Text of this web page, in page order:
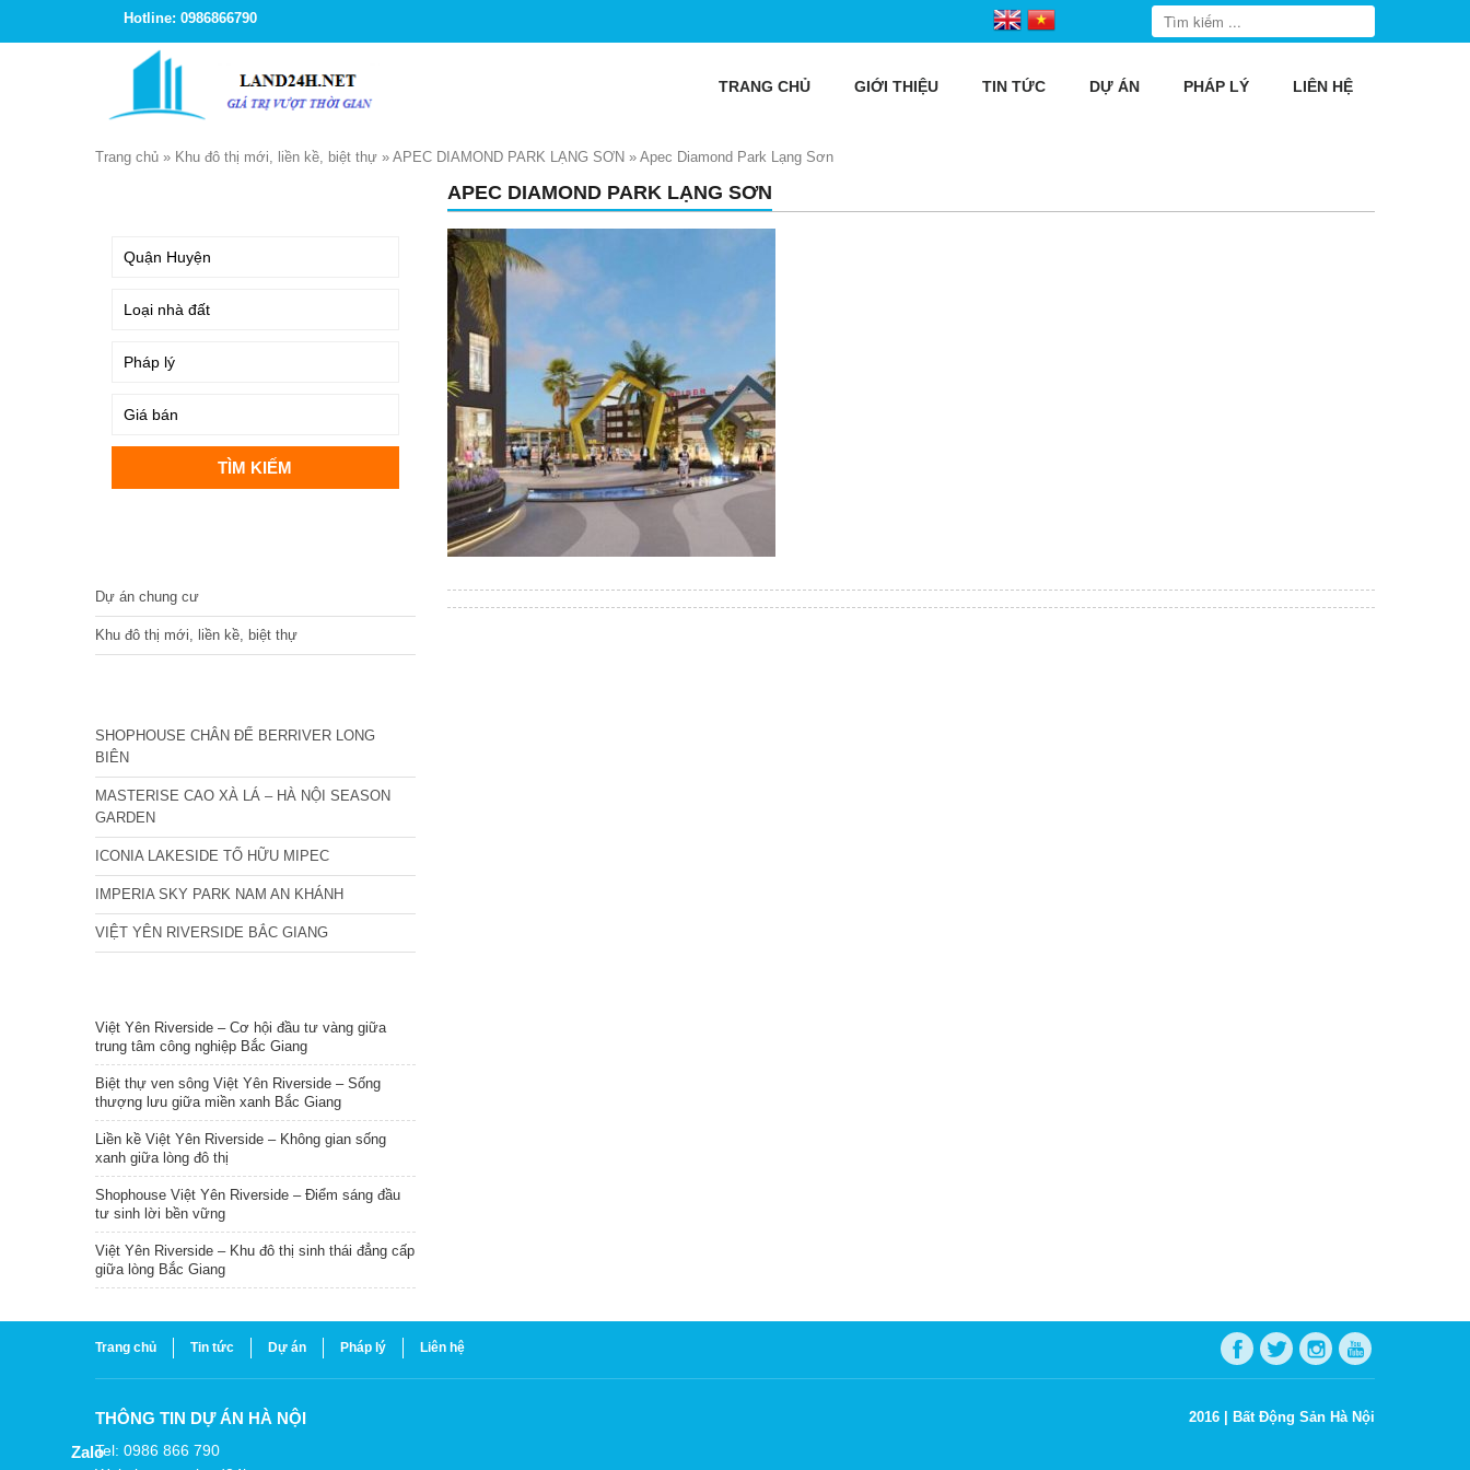
Hotline: 0986866790
TRANG CHỦ GIỚI THIỆU TIN TỨC DỰ ÁN PHÁP LÝ LIÊN HỆ
Trang chủ » Khu đô thị mới, liền kề, biệt thự » APEC DIAMOND PARK LẠNG SƠN » Apec Diamond Park Lạng Sơn
APEC DIAMOND PARK LẠNG SƠN
Dự án chung cư
Khu đô thị mới, liền kề, biệt thự
SHOPHOUSE CHÂN ĐẾ BERRIVER LONG
BIÊN
MASTERISE CAO XÀ LÁ – HÀ NỘI SEASON
GARDEN
ICONIA LAKESIDE TỐ HỮU MIPEC
IMPERIA SKY PARK NAM AN KHÁNH
VIỆT YÊN RIVERSIDE BẮC GIANG
Việt Yên Riverside – Cơ hội đầu tư vàng giữa
trung tâm công nghiệp Bắc Giang
Biệt thự ven sông Việt Yên Riverside – Sống
thượng lưu giữa miền xanh Bắc Giang
Liền kề Việt Yên Riverside – Không gian sống
xanh giữa lòng đô thị
Shophouse Việt Yên Riverside – Điểm sáng đầu
tư sinh lời bền vững
Việt Yên Riverside – Khu đô thị sinh thái đẳng cấp
giữa lòng Bắc Giang
Trang chủ Tin tức Dự án Pháp lý Liên hệ
THÔNG TIN DỰ ÁN HÀ NỘI
Tel: 0986 866 790
2016 | Bất Động Sản Hà Nội
Zalo